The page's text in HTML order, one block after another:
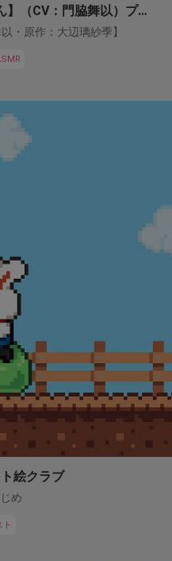
【鬼っ子ハンターついなちゃん】（CV：門脇舞以）プロジェクト！
・原作：大辺璃紗季】
絵クラブ
め
ト